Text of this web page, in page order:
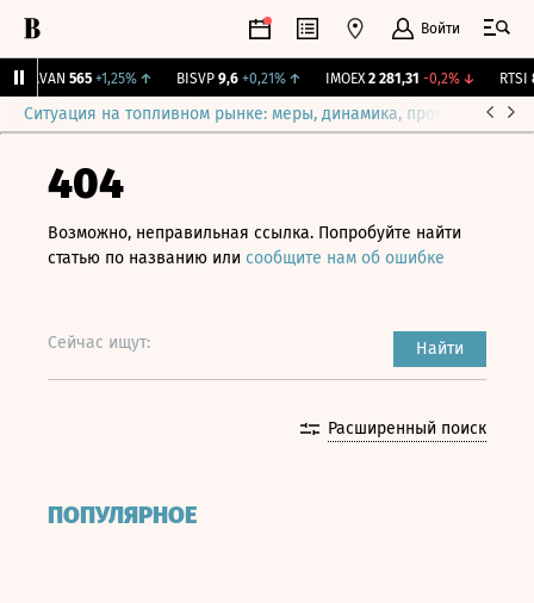
Войти
AVAN 565 +1,25%↑ BISVP 9,6 +0,21% ↑ IMOEX 2 281,31 -0,2%↓ RTSI
Ситуация на топливном рынке: меры, динамика, прогнозы
404
Возможно, неправильная ссылка. Попробуйте найти
статью по названию или сообщите нам об ошибке
Сейчас ищут: Найти
Расширенный поиск
ПОПУЛЯРНОЕ